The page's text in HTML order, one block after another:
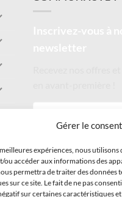
Gérer le
expériences, nous utilisons
ou accéder aux informations des
permettra de traiter des données
sur ce site. Le fait de ne pas
sur certaines caractéristiques